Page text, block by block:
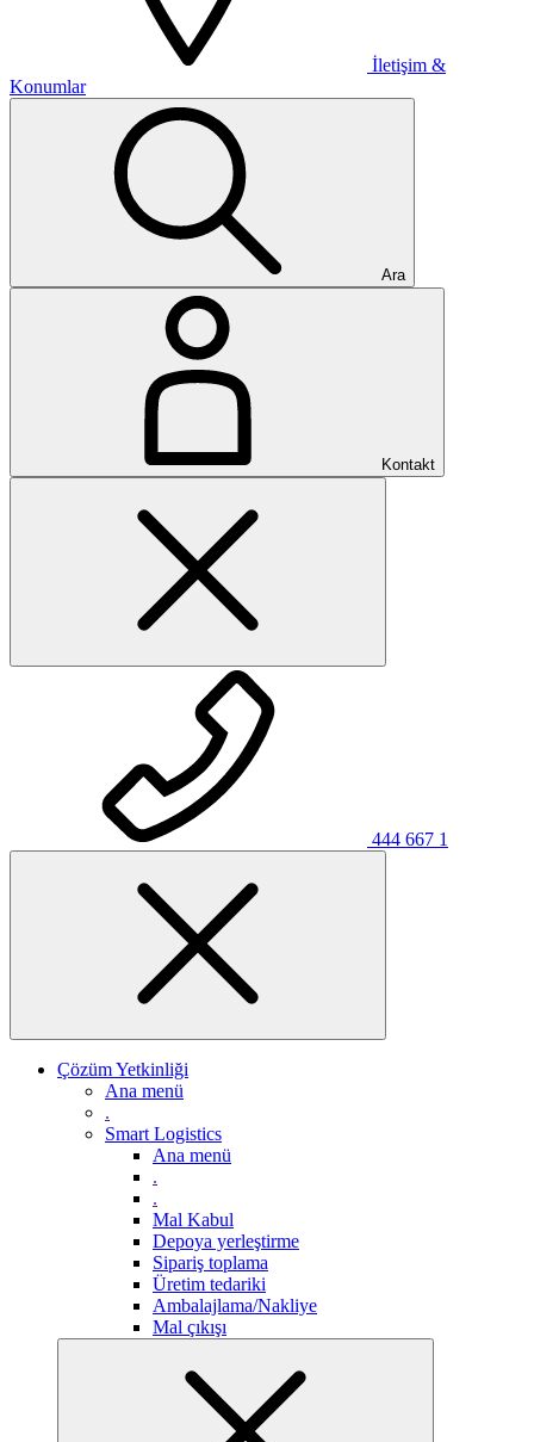
İletişim &
Konumlar
Ara
Kontakt
444 667 1
Çözüm Yetkinliği
Ana menü
.
Smart Logistics
Ana menü
.
.
Mal Kabul
Depoya yerleştirme
Sipariş toplama
Üretim tedariki
Ambalajlama/Nakliye
Mal çıkışı